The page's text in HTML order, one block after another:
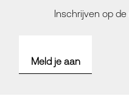
Inschrijven op
Meld je aan